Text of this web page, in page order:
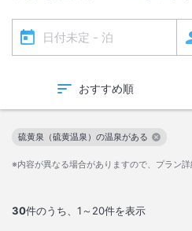
おすすめ順
30件のうち、 1～20件を表示
硫黄泉（硫黄温泉）の温泉がある
この絞り込み条件を解除
※内容が異なる場合がありますので、プラン